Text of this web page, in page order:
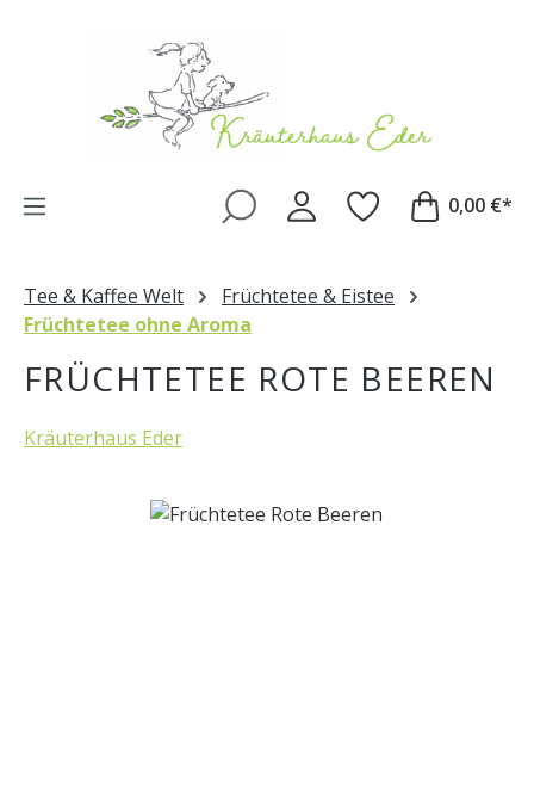
0,00 €*
Tee & Kaffee Welt
Früchtetee & Eistee
Früchtetee ohne Aroma
FRÜCHTETEE ROTE BEEREN
Kräuterhaus Eder
Bildergalerie überspringen